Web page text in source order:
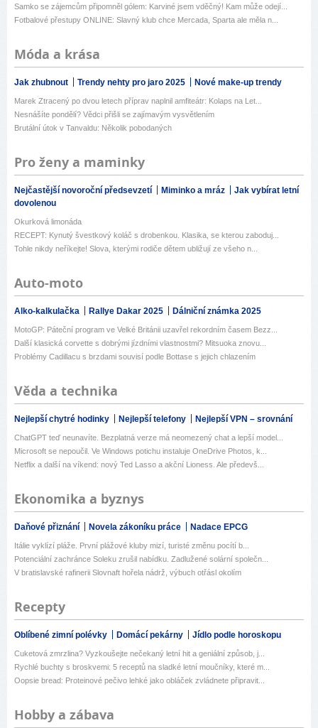
Samko se zájemcům připomněl gólem: Karviné jsem vděčný! Kam může odejí...
Fotbalové přestupy ONLINE: Slavný klub chce Mercada, Sparta ale měla n...
Móda a krása
Jak zhubnout Trendy nehty pro jaro 2025 Nové make-up trendy
Marek Ztracený po dvou letech příprav naplnil amfiteátr: Kolaps na Let...
Nesnášíte pondělí? Vědci přišli se zajímavým vysvětlením
Brutální útok v Tanvaldu: Několik pobodaných
Pro ženy a maminky
Nejčastější novoroční předsevzetí Miminko a mráz
Jak vybírat letní
dovolenou
Okurková limonáda
RECEPT: Kynutý švestkový koláč s drobenkou. Klasika, se kterou zaboduj...
Tohle nikdy neříkejte! Slova, kterými rodiče dětem ubližují ze všeho n...
Auto-moto
Alko-kalkulačka Rallye Dakar 2025 Dálniční známka 2025
MotoGP: Páteční program ve Velké Británii uzavřel rekordním časem Bezz...
Další klasická corvette s dobrými jízdními vlastnostmi? Mitsuoka znovu...
Problémy Cadillacu s brzdami souvisí podle Bottase s jejich chlazením
Věda a technika
Nejlepší chytré hodinky Nejlepší telefony Nejlepší VPN – srovnání
ChatGPT teď neunavíte. Bezplatná verze má neomezený chat a lepší model...
Microsoft se nepoučil. Ve Windows potichu instaluje OneDrive Photos, k...
Netflix a další na víkend: nový Ted Lasso a akční Lioness. Ale předevš...
Ekonomika a byznys
Daňové přiznání Novela zákoníku práce Nadace EPCG
Itálie vyklízí pláže. První plážové kluby mizí, turisté změnu pocítí b...
Potenciální zachránce Soleku zrušil nabídku. Zadlužené solární společn...
V bratislavské rafinerii Slovnaft hořela nádrž, výbuch otřásl okolím
Recepty
Oblíbené zimní polévky Domácí pekárny Jídlo podle horoskopu
Cuketová zmrzlina? Vyzkoušejte nečekaný letní hit a geniální způsob, j...
Rychlé buchty s broskvemi: 5 receptů na sladké letní moučníky, které m...
Oopsie bread: Proteinové pečivo lehké jako obláček zvládnete připravit...
Hobby a zábava